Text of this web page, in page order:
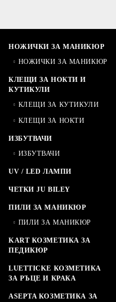
НОЖИЧКИ ЗА МАНИКЮР
НОЖИЧКИ ЗА МАНИКЮР
КЛЕЩИ ЗА НОКТИ И
КУТИКУЛИ
КЛЕЩИ ЗА КУТИКУЛИ
КЛЕЩИ ЗА НОКТИ
ИЗБУТВАЧИ
ИЗБУТВАЧИ
UV / LED ЛАМПИ
ЧЕТКИ JU BILEY
ПИЛИ ЗА МАНИКЮР
ПИЛИ ЗА МАНИКЮР
KART КОЗМЕТИКА ЗА
ПЕДИКЮР
LUETTICKE КОЗМЕТИКА
ЗА РЪЦЕ И КРАКА
ASEPTA КОЗМЕТИКА ЗА